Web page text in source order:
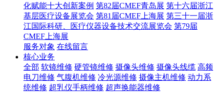
化赋能十大创新案例 第82届CMEF青岛展 第十六届浙江
基层医疗设备展览会 第81届CMEF上海展 第三十一届浙
江国际科研、医疗仪器设备技术交流展览会 第79届
CMEF上海展
服务对象 在线留言
核心业务
全部 软镜维修 硬管镜维修 摄像头维修 摄像头线缆 高频
电刀维修 气腹机维修 冷光源维修 摄像主机维修 动力系
统维修 超乳仪手柄维修 超声换能器维修